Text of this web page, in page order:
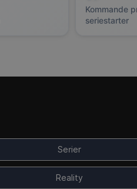
Kommande
seriestarter
Serier
Reality